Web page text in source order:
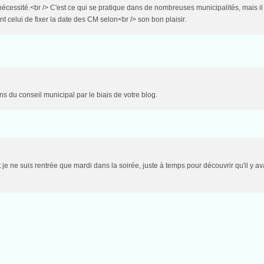
/> C'est ce qui se pratique dans de nombreuses municipalités, mais
celui de fixer la date des CM selon<br /> son bon plaisir.
du conseil municipal par le biais de votre blog.
ne suis rentrée que mardi dans la soirée, juste à temps pour découvrir qu'il y